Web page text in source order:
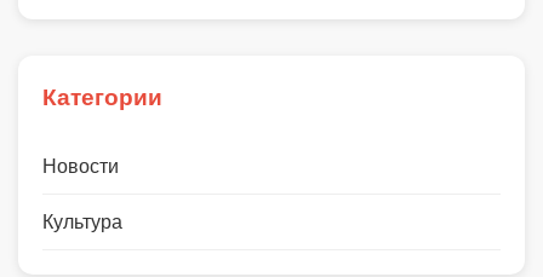
Категории
Новости
Культура